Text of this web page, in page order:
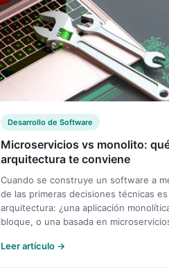
Desarrollo de Software
Microservicios vs monolito:
arquitectura te conviene
Cuando se construye un software a
de las primeras decisiones técnicas es
arquitectura: ¿una aplicación
bloque, o una basada en
Leer artículo →